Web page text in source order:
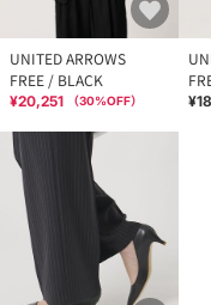
UNITED ARROWS
FREE / BLACK
¥20,251 （30%OFF）